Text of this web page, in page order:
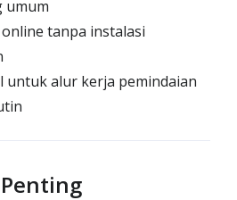
umum
tanpa instalasi
untuk alur kerja pemindaian